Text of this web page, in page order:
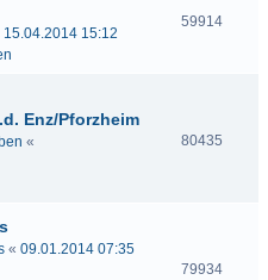
15.04.2014 15:12
59914
Enz/Pforzheim
«
80435
« 09.01.2014 07:35
79934